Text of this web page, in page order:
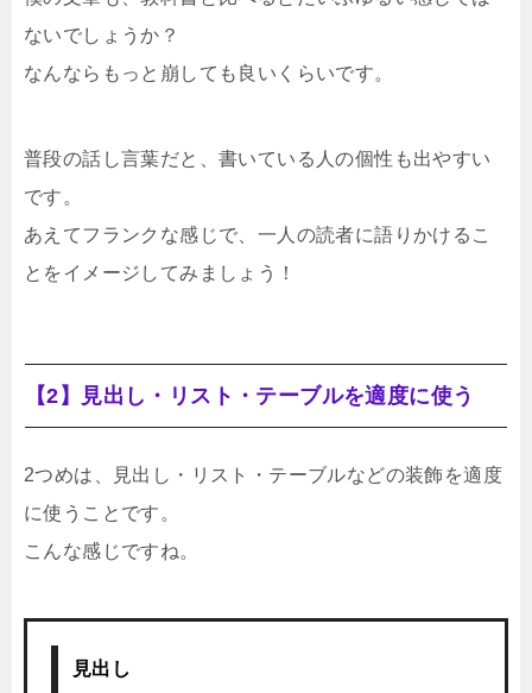
ないでしょうか？
なんならもっと崩しても良いくらいです。
普段の話し言葉だと、書いている人の個性も出やすい
です。
あえてフランクな感じで、一人の読者に語りかけるこ
とをイメージしてみましょう！
【2】見出し・リスト・テーブルを適度に使う
2つめは、見出し・リスト・テーブルなどの装飾を適度
に使うことです。
こんな感じですね。
見出し